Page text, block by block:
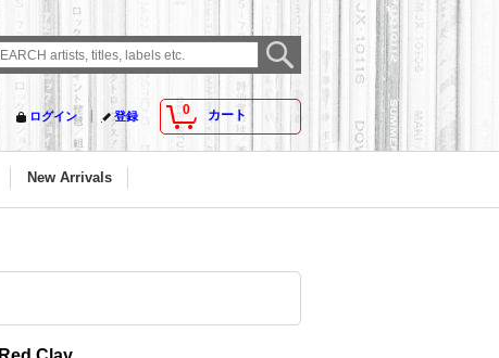
0 カート
ログイン 登録
New Arrivals